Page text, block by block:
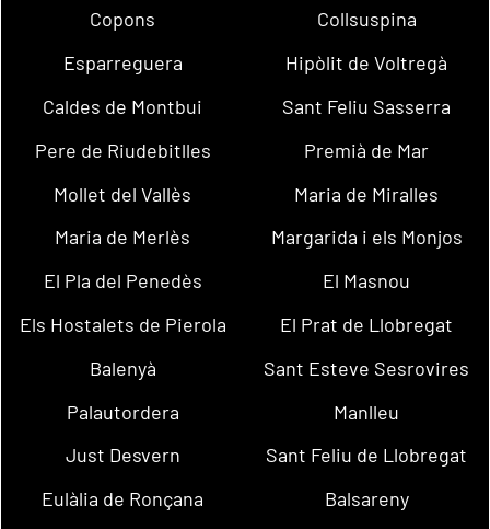
Copons
Collsuspina
Esparreguera
Hipòlit de Voltregà
Caldes de Montbui
Sant Feliu Sasserra
Pere de Riudebitlles
Premià de Mar
Mollet del Vallès
Maria de Miralles
Maria de Merlès
Margarida i els Monjos
El Pla del Penedès
El Masnou
Els Hostalets de Pierola
El Prat de Llobregat
Balenyà
Sant Esteve Sesrovires
Palautordera
Manlleu
Just Desvern
Sant Feliu de Llobregat
Eulàlia de Ronçana
Balsareny